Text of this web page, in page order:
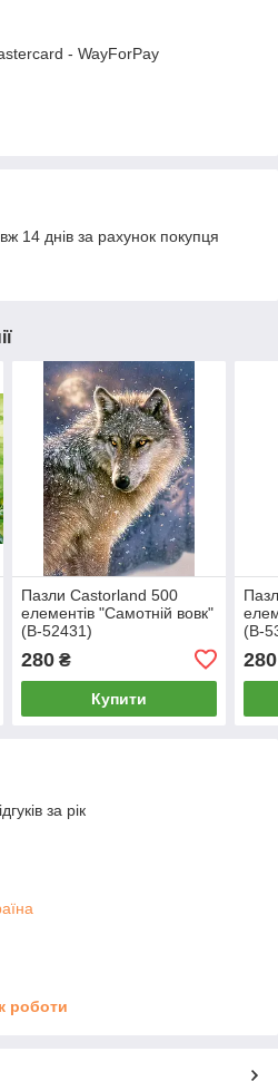
- WayForPay
14 днів за рахунок покупця
Пазли Castorland 500
елементів "Самотній вовк"
(B-52431)
280₴
Купити
(B-
280
за рік
роботи